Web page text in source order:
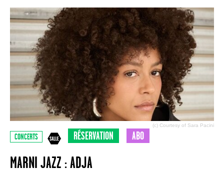
(c) Courtesy of Sara Pacini
CONCERTS RÉSERVATION ABO
MARNI JAZZ : ADJA